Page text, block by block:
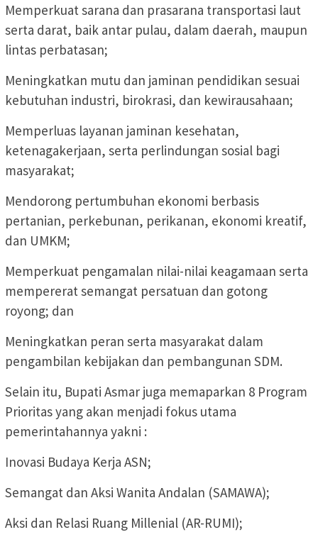
Memperkuat sarana dan prasarana transportasi laut
serta darat, baik antar pulau, dalam daerah, maupun
lintas perbatasan;
Meningkatkan mutu dan jaminan pendidikan sesuai
kebutuhan industri, birokrasi, dan kewirausahaan;
Memperluas layanan jaminan kesehatan,
ketenagakerjaan, serta perlindungan sosial bagi
masyarakat;
Mendorong pertumbuhan ekonomi berbasis
pertanian, perkebunan, perikanan, ekonomi kreatif,
dan UMKM;
Memperkuat pengamalan nilai-nilai keagamaan serta
mempererat semangat persatuan dan gotong
royong; dan
Meningkatkan peran serta masyarakat dalam
pengambilan kebijakan dan pembangunan SDM.
Selain itu, Bupati Asmar juga memaparkan 8 Program
Prioritas yang akan menjadi fokus utama
pemerintahannya yakni :
Inovasi Budaya Kerja ASN;
Semangat dan Aksi Wanita Andalan (SAMAWA);
Aksi dan Relasi Ruang Millenial (AR-RUMI);